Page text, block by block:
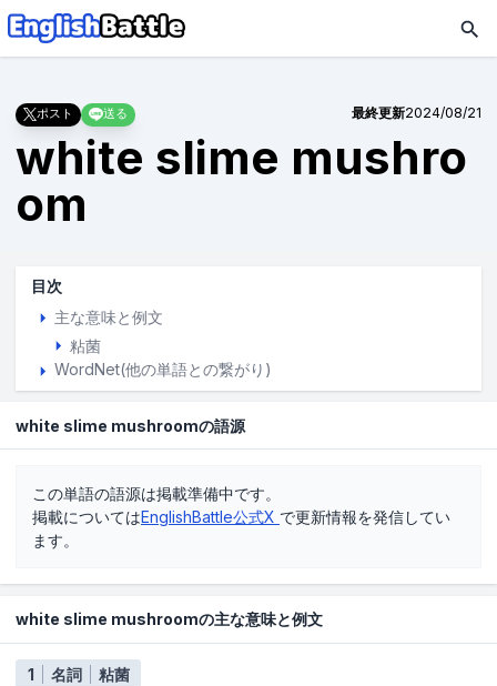
ポスト 送る 最終更新2024/08/21
white slime mushro
om
目次
主な意味と例文
粘菌
WordNet(他の単語との繋がり)
white slime mushroomの語源
この単語の語源は掲載準備中です。
掲載についてはEnglishBattle公式X で更新情報を発信してい
ます。
white slime mushroomの主な意味と例文
1 名詞 粘菌